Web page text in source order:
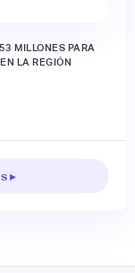
MILLONES PARA
LA REGIÓN
▸